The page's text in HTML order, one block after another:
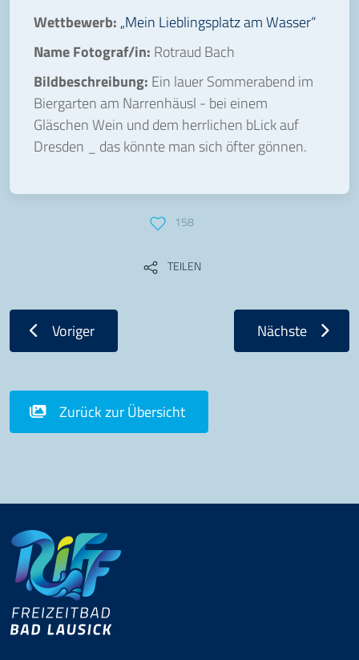
Wettbewerb:„Mein Lieblingsplatz am Wasser“
Name Fotograf/in: Rotraud Bach
Bildbeschreibung: Ein lauer Sommerabend im
Biergarten am Narrenhäusl - bei einem
Gläschen Wein und dem herrlichen bLick auf
Dresden _ das könnte man sich öfter gönnen.
158
TEILEN
Voriger Nächste
Zurück zur Übersicht